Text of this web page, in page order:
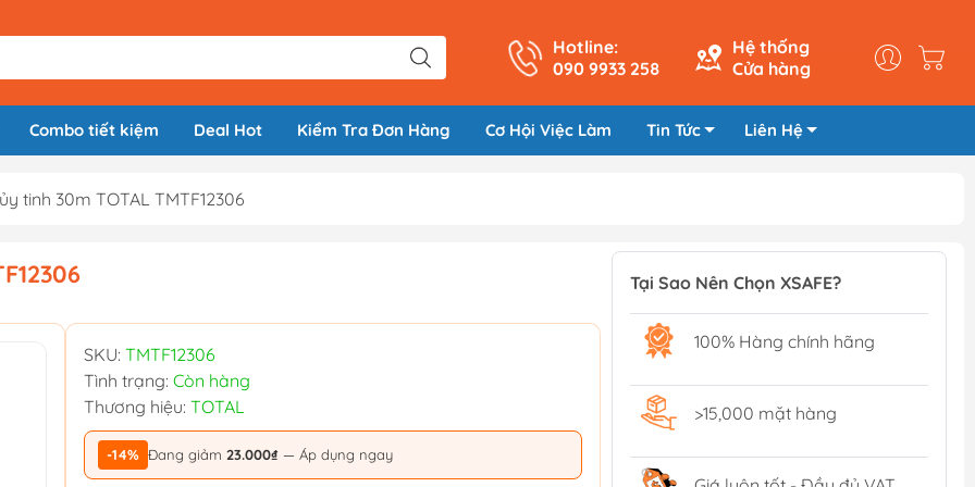
Hotline:
090 9933 258
Hệ thống
Cửa hàng
Combo tiết kiệm Deal Hot Kiểm Tra Đơn Hàng Cơ Hội Việc Làm Tin Tức Liên Hệ
tinh 30m TOTAL TMTF12306
SKU: TMTF12306
Tình trạng: Còn hàng
Thương hiệu: TOTAL
-14% Đang giảm 23.000₫ — Áp dụng ngay
Tại Sao Nên Chọn XSAFE?
100% Hàng chính hãng
>15,000 mặt hàng